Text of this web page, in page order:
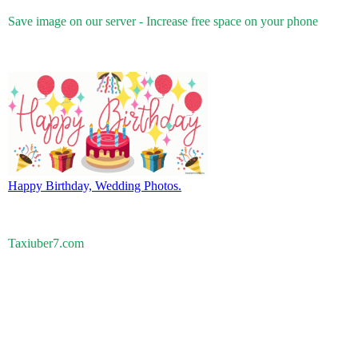
Save image on our server - Increase free space on your phone
Happy Birthday, Wedding Photos.
Taxiuber7.com